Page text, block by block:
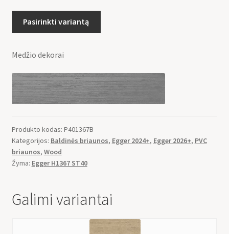
Pasirinkti variantą
Medžio dekorai
Produkto kodas: P401367B
Kategorijos: Baldinės briaunos, Egger 2024+, Egger 2026+, PVC
briaunos, Wood
Žyma: Egger H1367 ST40
Galimi variantai